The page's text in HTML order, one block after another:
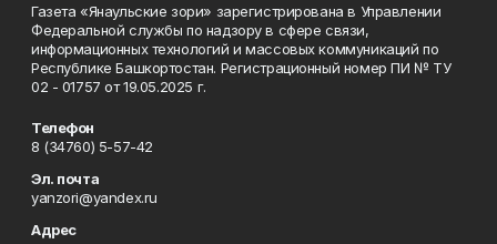
Газета «Янаульские зори» зарегистрирована в Управлении
Федеральной службы по надзору в сфере связи,
информационных технологий и массовых коммуникаций по
Республике Башкортостан. Регистрационный номер ПИ № ТУ
02 - 01757 от 19.05.2025 г.
Телефон
8 (34760) 5-57-42
Эл. почта
yanzori@yandex.ru
Адрес